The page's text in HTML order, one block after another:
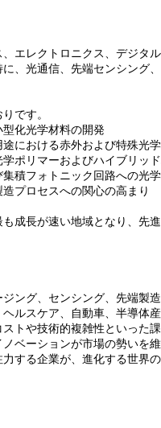
エレクトロニクス、デジタ
、光通信、先端センシング
です。
型化光学材料の開発
途における赤外および特殊光
学ポリマーおよびハイブリッ
集積フォトニック回路への光
プロセスへの関心の高まり
成長が速い地域となり、先
ング、センシング、先端製
ヘルスケア、自動車、半導体
トや技術的複雑性といった
ベーションが市場の勢いを
する企業が、進化する世界